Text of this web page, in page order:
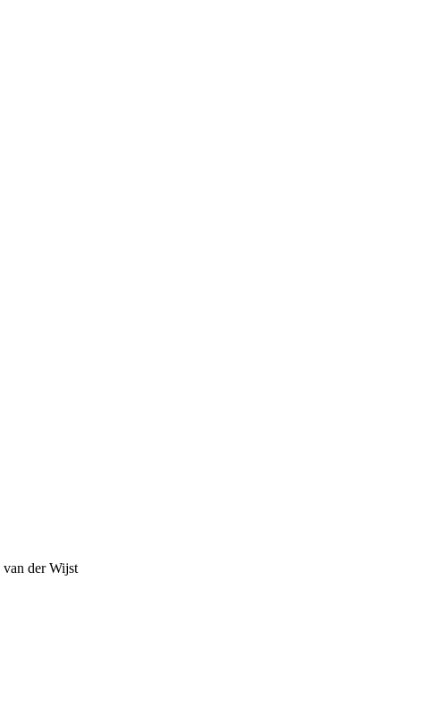
van der Wijst